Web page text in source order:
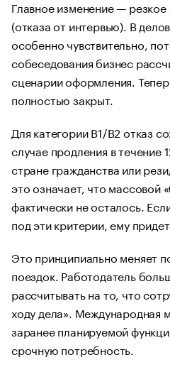
Главное изменение —
(отказа от интервью). В
особенно чувствительно,
собеседования бизнес
сценарии оформления.
полностью закрыт.
Для категории B1/B2 отказ
случае продления в течение
стране гражданства или
это означает, что массовой
фактически не осталось.
под эти критерии, ему
Это принципиально меняет
поездок. Работодатель
рассчитывать на то, что
ходу дела». Международная
заранее планируемой
срочную потребность.